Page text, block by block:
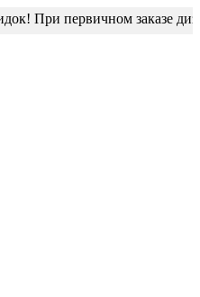
заказе дизайн-макет